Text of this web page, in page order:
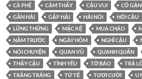
CÀ PHÊ
CẢM THẤY CẬU VUI CỐ
GẦN HẢI
GẶP HẢI HẢI NÓI HỎI CẬU
LỮNG THỮNG
MẶC KỆ MUA CHÁO
NĂM TRƯỚC
NGÀY HÔM NGHĨ CẬU
NÓI CHUYỆN
QUAN VŨ QUANH QUẨN
THẤY CẬU
TÌNH YÊU TỜ BÁO TRẢ
TRẮNG TRẮNG
TỬ TẾ TƯƠI CƯỜI U